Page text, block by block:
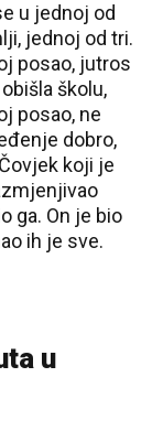
u jednoj od
jednoj od tri.
posao, jutros
školu,
posao, ne
dobro,
koji je
ga. On je bio
ih je sve.
u